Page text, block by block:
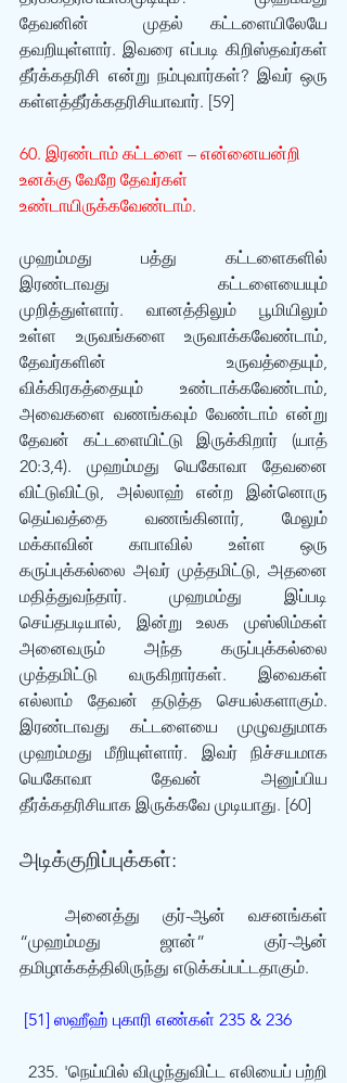
தேவனின்  முதல் கட்டளையிலேயே
தவறியுள்ளார். இவரை எப்படி கிறிஸ்தவர்கள்
தீர்க்கதரிசி என்று நம்புவார்கள்? இவர் ஒரு
கள்ளத்தீர்க்கதரிசியாவார். [59]
60. இரண்டாம் கட்டளை – என்னையன்றி
உனக்கு வேறே தேவர்கள்
உண்டாயிருக்கவேண்டாம்.
முஹம்மது பத்து கட்டளைகளில்
இரண்டாவது கட்டளையையும்
முறித்துள்ளார். வானத்திலும் பூமியிலும்
உள்ள உருவங்களை உருவாக்கவேண்டாம்,
தேவர்களின் உருவத்தையும்,
விக்கிரகத்தையும் உண்டாக்கவேண்டாம்,
அவைகளை வணங்கவும் வேண்டாம் என்று
தேவன் கட்டளையிட்டு இருக்கிறார் (யாத்
20:3,4). முஹம்மது யெகோவா தேவனை
விட்டுவிட்டு, அல்லாஹ் என்ற இன்னொரு
தெய்வத்தை வணங்கினார், மேலும்
மக்காவின் காபாவில் உள்ள ஒரு
கருப்புக்கல்லை அவர் முத்தமிட்டு, அதனை
மதித்துவந்தார். முஹமம்து இப்படி
செய்தபடியால், இன்று உலக முஸ்லிம்கள்
அனைவரும் அந்த கருப்புக்கல்லை
முத்தமிட்டு வருகிறார்கள். இவைகள்
எல்லாம் தேவன் தடுத்த செயல்களாகும்.
இரண்டாவது கட்டளையை முழுவதுமாக
முஹம்மது மீறியுள்ளார். இவர் நிச்சயமாக
யெகோவா தேவன் அனுப்பிய
தீர்க்கதரிசியாக இருக்கவே முடியாது. [60]
அடிக்குறிப்புக்கள்:
“முஹம்மது ஜான்” குர்-ஆன்
தமிழாக்கத்திலிருந்து எடுக்கப்பட்டதாகும்.
[51] ஸஹீஹ் புகாரி எண்கள் 235 & 236
  235. 'நெய்யில் விழுந்துவிட்ட எலியைப் பற்றி